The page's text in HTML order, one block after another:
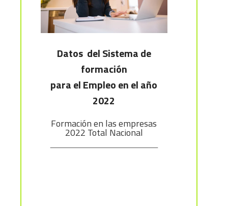
Datos del Sistema de
formación
para el Empleo en el año
2022
Formación en las empresas
2022 Total Nacional